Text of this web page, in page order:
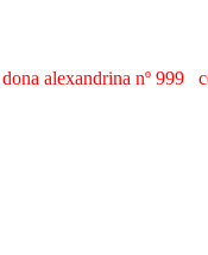
dona alexandrina nº 999